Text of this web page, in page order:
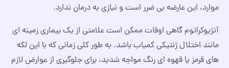
موارد، این عارضه بی ضرر است و نیازی به درمان ندارد.
آنژیوکراتوم گاهی اوقات ممکن است علامتی از یک بیماری زمینه ای
مانند اختلال ژنتیکی کمیاب باشد. به طور کلی زمانی که با این لکه
های قرمز یا قهوه ای رنگ مواجه شدید، برای جلوگیری از عوارض لازم